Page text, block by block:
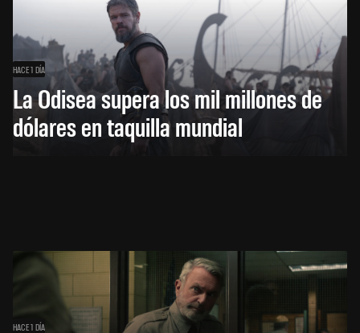
HACE 1 DÍA
La Odisea supera los mil millones de
dólares en taquilla mundial
HACE 1 DÍA